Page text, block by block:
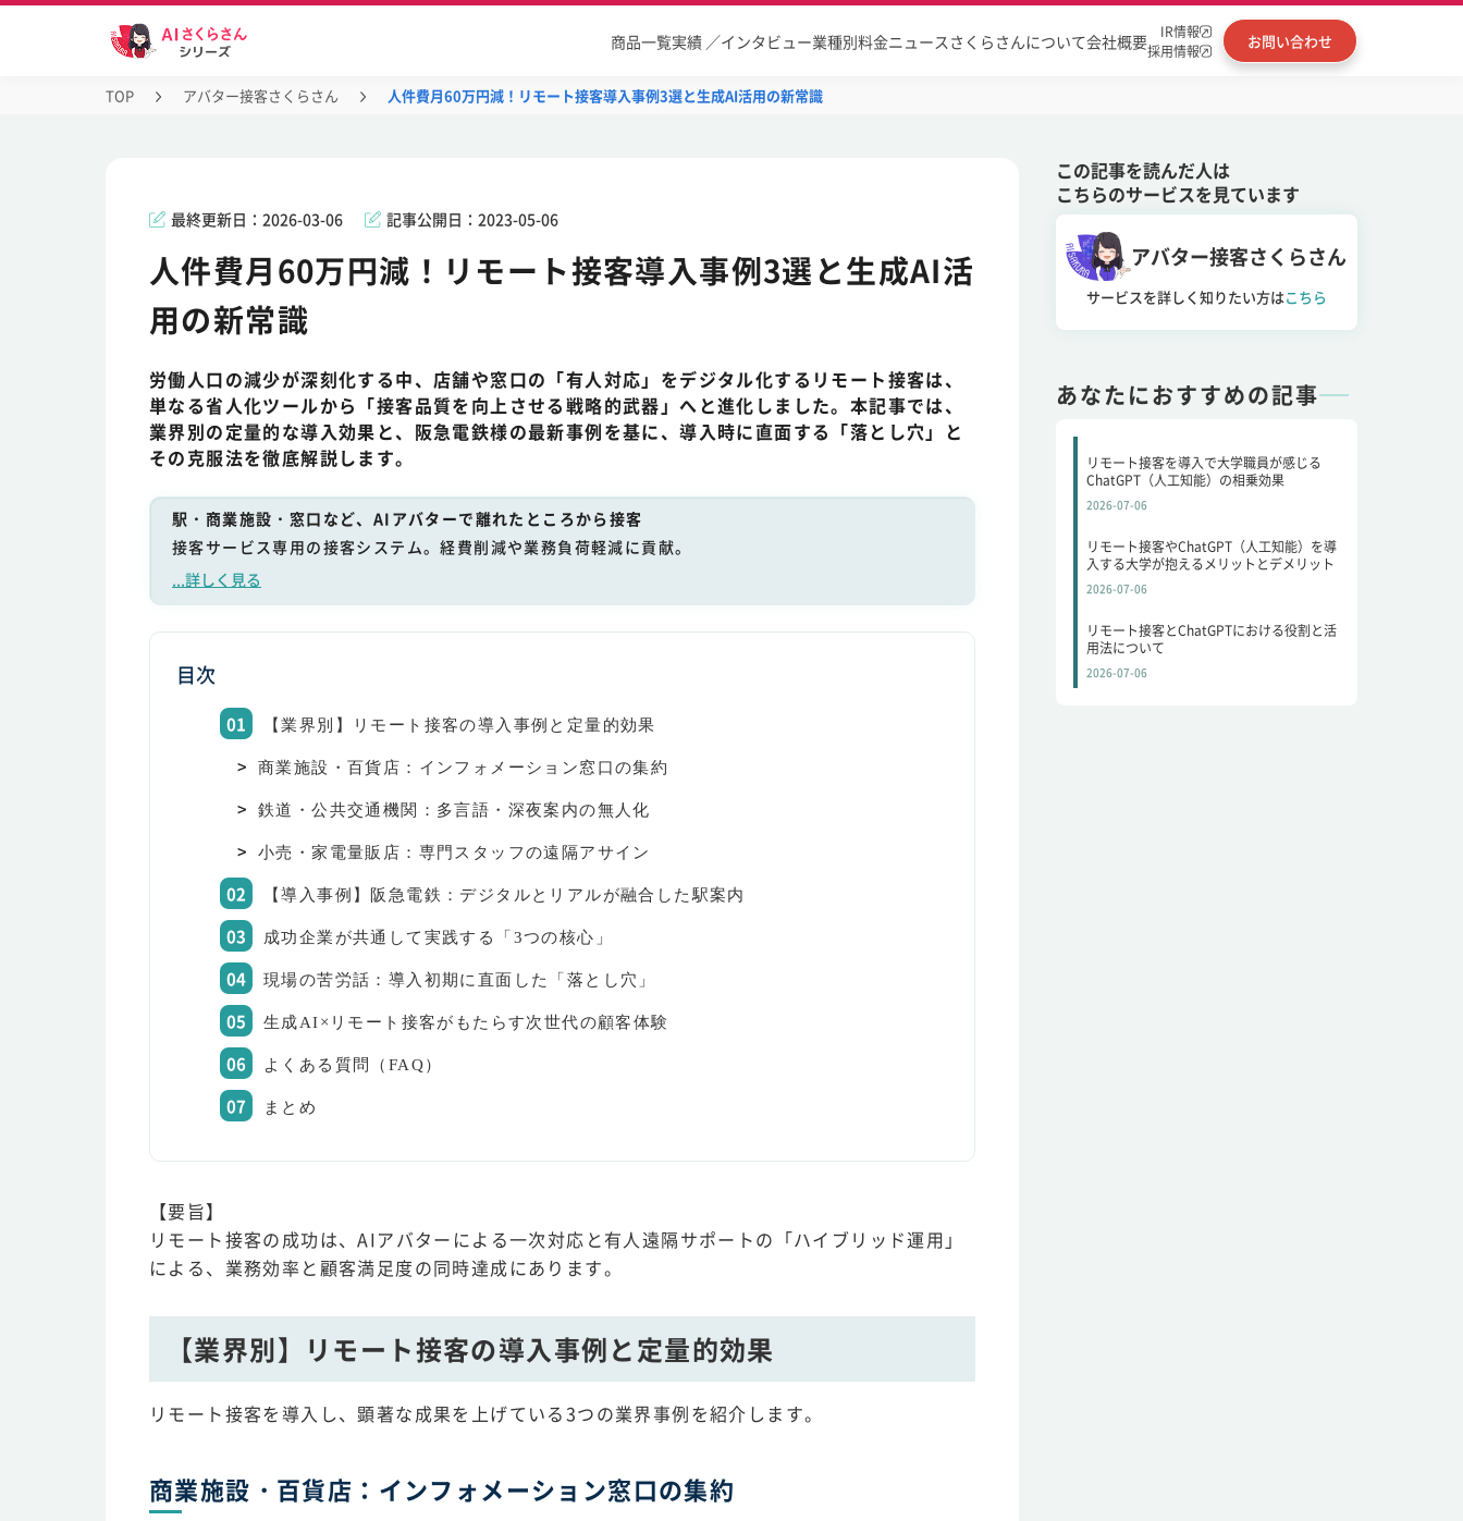
商品一覧実績 ／インタビュー業種別料金ニュース さくらさんについて会社概要
IR情報
採用情報
お問い合わせ
TOP アバター接客さくらさん 人件費月60万円減！リモート接客導入事例3選と生成AI活用の新常識
最終更新日： 2026-03-06 記事公開日： 2023-05-06
人件費月60万円減！リモート接客導入事例3選と生成AI活
用の新常識
労働人口の減少が深刻化する中、店舗や窓口の「有人対応」をデジタル化するリモート接客は、
単なる省人化ツールから「接客品質を向上させる戦略的武器」へと進化しました。本記事では、
業界別の定量的な導入効果と、阪急電鉄様の最新事例を基に、導入時に直面する「落とし穴」と
その克服法を徹底解説します。
駅・商業施設・窓口など、AIアバターで離れたところから接客
接客サービス専用の接客システム。経費削減や業務負荷軽減に貢献。
...詳しく見る
目次
【業界別】リモート接客の導入事例と定量的効果
商業施設・百貨店：インフォメーション窓口の集約
鉄道・公共交通機関：多言語・深夜案内の無人化
小売・家電量販店：専門スタッフの遠隔アサイン
【導入事例】阪急電鉄：デジタルとリアルが融合した駅案内
成功企業が共通して実践する「3つの核心」
現場の苦労話：導入初期に直面した「落とし穴」
生成AI×リモート接客がもたらす次世代の顧客体験
よくある質問（FAQ）
まとめ
【要旨】
リモート接客の成功は、AIアバターによる一次対応と有人遠隔サポートの「ハイブリッド運用」
による、業務効率と顧客満足度の同時達成にあります。
【業界別】リモート接客の導入事例と定量的効果
リモート接客を導入し、顕著な成果を上げている3つの業界事例を紹介します。
商業施設・百貨店：インフォメーション窓口の集約
この記事を読んだ人は
こちらのサービスを見ています
アバター接客さくらさん
サービスを詳しく知りたい方はこちら
あなたにおすすめの記事
リモート接客を導入で大学職員が感じる
ChatGPT（人工知能）の相乗効果
2026-07-06
リモート接客やChatGPT（人工知能）を導
入する大学が抱えるメリットとデメリット
2026-07-06
リモート接客とChatGPTにおける役割と活
用法について
2026-07-06